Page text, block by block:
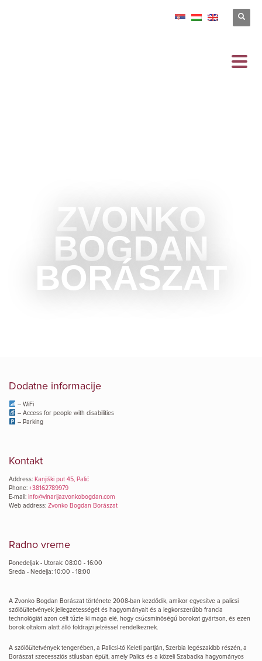
ZVONKO
BOGDAN
BORÁSZAT
Dodatne informacije
– WiFi
– Access for people with disabilities
– Parking
Kontakt
Address: Kanjiški put 45, Palić
Phone: +38162789979
E-mail: info@vinarijazvonkobogdan.com
Web address: Zvonko Bogdan Borászat
Radno vreme
Ponedeljak - Utorak: 08:00 - 16:00
Sreda - Nedelja: 10:00 - 18:00
A Zvonko Bogdan Borászat története 2008-ban kezdődik, amikor egyesítve a palicsi
szőlőültetvények jellegzetességét és hagyományait és a legkorszerűbb francia
technológiát azon célt tűzte ki maga elé, hogy csúcsminőségű borokat gyártson, és ezen
borok oltalom alatt álló földrajzi jelzéssel rendelkeznek.
A szőlőültetvények tengerében, a Palicsi-tó Keleti partján, Szerbia legészakibb részén, a
Borászat szecessziós stílusban épült, amely Palics és a közeli Szabadka hagyományos